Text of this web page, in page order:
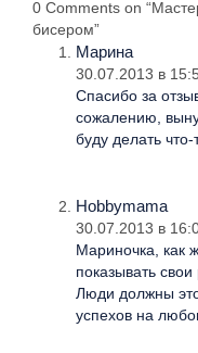
0 Comments on
бисером”
Марина
30.07.2013 в
Спасибо за
сожалению,
буду делать
Hobbymama
30.07.2013 в
Мариночка, как
показывать
Люди должны
успехов на